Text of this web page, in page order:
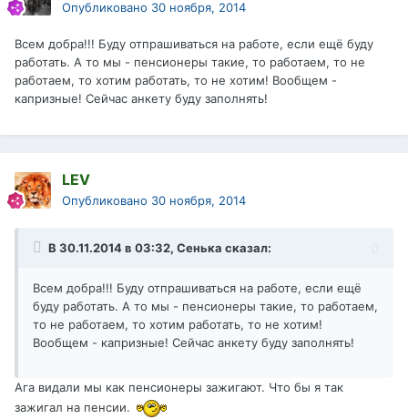
Опубликовано 30 ноября, 2014
Всем добра!!! Буду отпрашиваться на работе, если ещё буду
работать. А то мы - пенсионеры такие, то работаем, то не
работаем, то хотим работать, то не хотим! Вообщем -
капризные! Сейчас анкету буду заполнять!
LEV
Опубликовано 30 ноября, 2014
В 30.11.2014 в 03:32, Сенька сказал:
Всем добра!!! Буду отпрашиваться на работе, если ещё
буду работать. А то мы - пенсионеры такие, то работаем,
то не работаем, то хотим работать, то не хотим!
Вообщем - капризные! Сейчас анкету буду заполнять!
Ага видали мы как пенсионеры зажигают. Что бы я так
зажигал на пенсии.